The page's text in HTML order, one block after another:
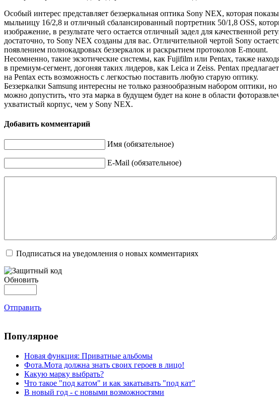
Особый интерес представляет беззеркальная оптика Sony NEX, которая
мыльницу 16/2,8 и отличный сбалансированный портретник 50/1,8 OSS,
изображение, в результате чего остается отличный задел для качественной
достаточно, то Sony NEX созданы для вас. Отличительной чертой Sony
появлением полнокадровых беззеркалок и раскрытием протоколов E-mount.
Несомненно, такие экзотические системы, как Fujifilm или Pentax, также
в премиум-сегмент, догоняя таких лидеров, как Leica и Zeiss. Pentax
на Pentax есть возможность с легкостью поставить любую старую оптику.
Беззеркалки Samsung интересны не только разнообразным набором оптики,
можно допустить, что эта марка в будущем будет на коне в области
ухватистый корпус, чем у Sony NEX.
Добавить комментарий
Имя (обязательное)
E-Mail (обязательное)
Подписаться на уведомления о новых комментариях
Обновить
Отправить
Популярное
Новая функция: Приватные альбомы
Фота.Мота должна знать своих героев в лицо!
Какую марку выбрать?
Что такое "под катом" и как закатывать "под кат"
В новый год - с новыми возможностями